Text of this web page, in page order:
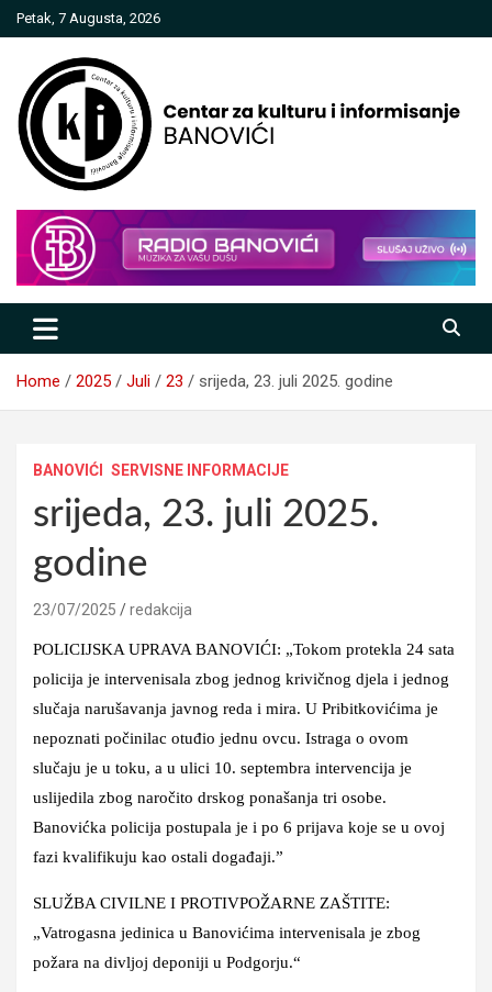
Skip
to
Petak, 7 Augusta, 2026
Centar za kulturu i informisanje
Banovići
Home 2025 Juli 23 srijeda, 23. juli 2025. godine
BANOVIĆI SERVISNE INFORMACIJE
srijeda, 23. juli 2025.
godine
23/07/2025 redakcija
POLICIJSKA UPRAVA BANOVIĆI: „Tokom protekla 24 sata
policija je intervenisala zbog jednog krivičnog djela i jednog
slučaja narušavanja javnog reda i mira. U Pribitkovićima je
nepoznati počinilac otuđio jednu ovcu. Istraga o ovom
slučaju je u toku, a u ulici 10. septembra intervencija je
uslijedila zbog naročito drskog ponašanja tri osobe.
Banovićka policija postupala je i po 6 prijava koje se u ovoj
fazi kvalifikuju kao ostali događaji.”
SLUŽBA CIVILNE I PROTIVPOŽARNE ZAŠTITE:
„Vatrogasna jedinica u Banovićima intervenisala je zbog
požara na divljoj deponiji u Podgorju.“